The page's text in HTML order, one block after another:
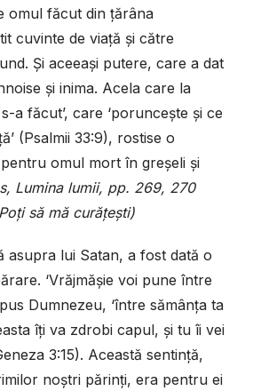
omul făcut din țărâna
cuvinte de viață și către
Și aceeași putere, care a dat
și inima. Acela care la
a făcut’, care ‘poruncește și ce
(Psalmii 33:9), rostise o
omul mort în greșeli și
Lumina lumii, pp. 269, 270
să mă curățești)
asupra lui Satan, a fost dată o
‘Vrăjmășie voi pune între
Dumnezeu, ‘între sămânța ta
îți va zdrobi capul, și tu îi vei
3:15). Această sentință,
noștri părinți, era pentru ei